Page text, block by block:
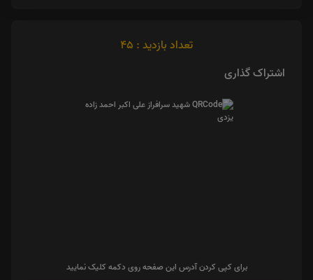
تعداد بازدید : 45
اشتراک گذاری
برای کپی کردن آدرس این صفحه روی دکمه کلیک نمایید